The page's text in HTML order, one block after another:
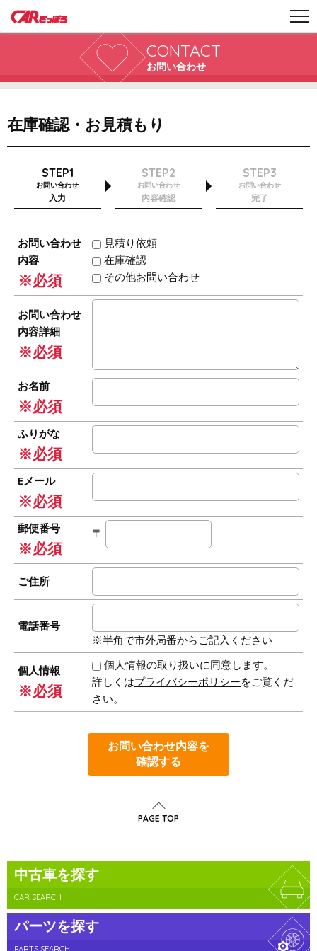
CONTACT
お問い合わせ
在庫確認・お見積もり
STEP1
お問い合わせ
入力
STEP2
お問い合わせ
内容確認
STEP3
お問い合わせ
完了
お問い合わせ
内容
※必須
見積り依頼
在庫確認
その他お問い合わせ
お問い合わせ
内容詳細
※必須
お名前
※必須
ふりがな
※必須
Eメール
※必須
郵便番号
※必須
〒
ご住所
電話番号
※半角で市外局番からご記入ください
個人情報
※必須
個人情報の取り扱いに同意します。
詳しくはプライバシーポリシーをご覧くだ
さい。
お問い合わせ内容を
確認する
PAGE TOP
中古車を探す
CAR SEARCH
パーツを探す
PARTS SEARCH